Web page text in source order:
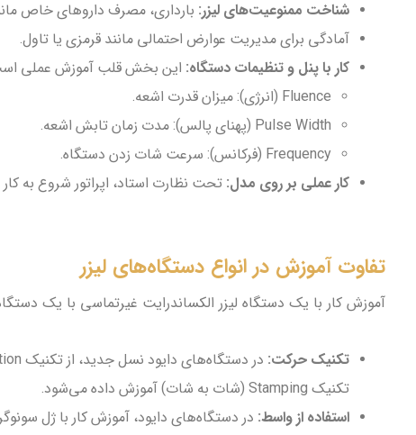
شناخت ممنوعیت‌های لیزر: بارداری، مصرف داروهای خاص
آمادگی برای مدیریت عوارض احتمالی مانند قرمزی یا تاول.
کار با پنل و تنظیمات دستگاه: این بخش قلب آموزش عملی است.
Fluence (انرژی): میزان قدرت اشعه.
Pulse Width (پهنای پالس): مدت زمان تابش اشعه.
Frequency (فرکانس): سرعت شات زدن دستگاه.
کار عملی بر روی مدل: تحت نظارت استاد، اپراتور شروع به
تفاوت آموزش در انواع دستگاه‌های لیزر
آموزش کار با یک دستگاه لیزر الکساندرایت غیرتماسی با یک
تکنیک حرکت:
تکنیک Stamping (شات به شات) آموزش داده می‌شود.
استفاده از واسط: در دستگاه‌های دایود، آموزش کار با ژل